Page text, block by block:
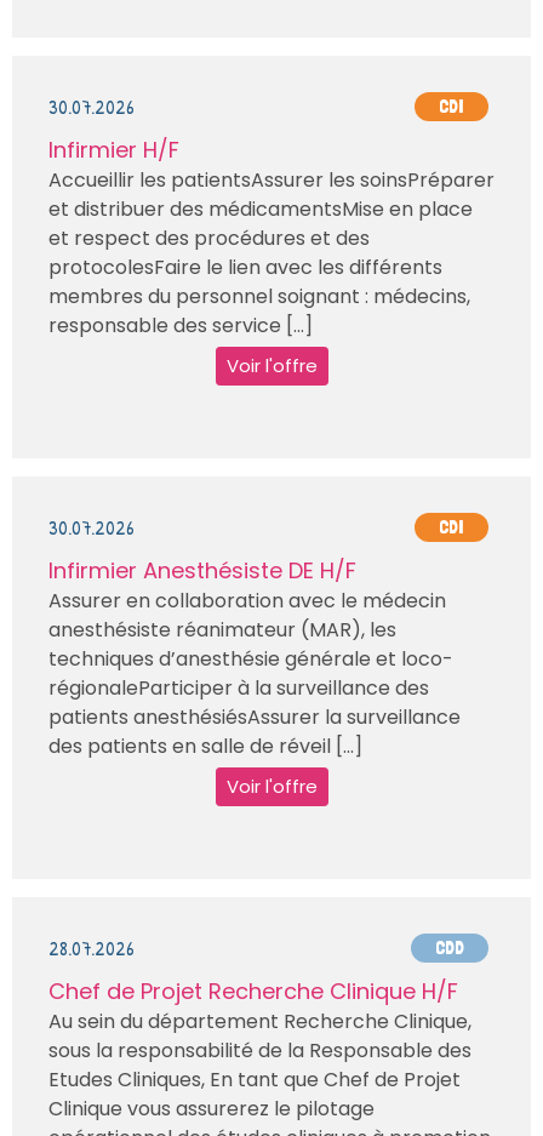
30.07.2026 CDI
Infirmier H/F
Accueillir les patientsAssurer les soinsPréparer
et distribuer des médicamentsMise en place
et respect des procédures et des
protocolesFaire le lien avec les différents
membres du personnel soignant : médecins,
responsable des service [...]
Voir l'offre
30.07.2026 CDI
Infirmier Anesthésiste DE H/F
Assurer en collaboration avec le médecin
anesthésiste réanimateur (MAR), les
techniques d’anesthésie générale et loco-
régionaleParticiper à la surveillance des
patients anesthésiésAssurer la surveillance
des patients en salle de réveil [...]
Voir l'offre
28.07.2026 CDD
Chef de Projet Recherche Clinique H/F
Au sein du département Recherche Clinique,
sous la responsabilité de la Responsable des
Etudes Cliniques, En tant que Chef de Projet
Clinique vous assurerez le pilotage